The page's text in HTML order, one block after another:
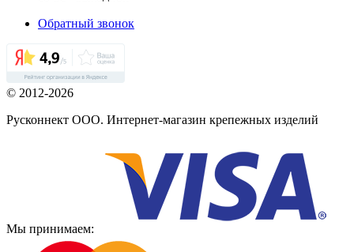
Обратный звонок
© 2012-2026
Русконнект ООО. Интернет-магазин крепежных изделий
Мы принимаем: